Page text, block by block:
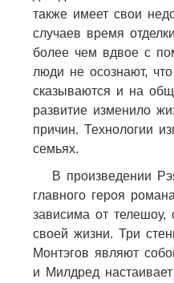
также имеет свои
случаев время
более чем вдвое с
люди не осознают,
сказываются и на
развитие изменило
причин. Технологии
семьях.
В произведении
главного героя
зависима от телешоу,
своей жизни. Три
Монтэгов являют
и Милдред